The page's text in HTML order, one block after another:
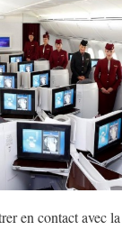
en contact avec